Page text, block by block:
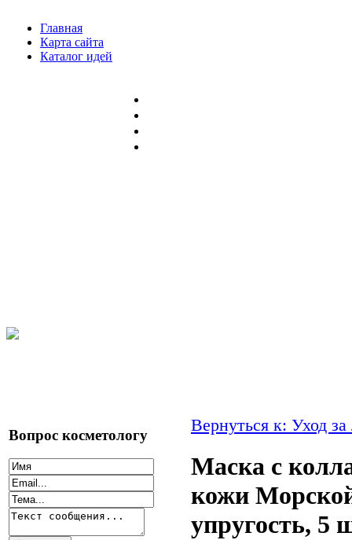
Главная
Карта сайта
Каталог идей
Вопрос косметологу
Вернуться к: Уход
Маска с
кожи
упругость, 5